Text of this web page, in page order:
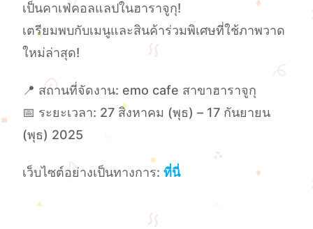
เป็นคาเฟ่คอลแลปในฮาราจูกุ!
เตรียมพบกับเมนูและสินค้าร่วมพิเศษที่ใช้ภาพวาด
ใหม่ล่าสุด!
📍 สถานที่จัดงาน: emo cafe สาขาฮาราจูกุ
📅 ระยะเวลา: 27 สิงหาคม (พุธ) – 17 กันยายน
(พุธ) 2025
เว็บไซต์อย่างเป็นทางการ:ที่นี่